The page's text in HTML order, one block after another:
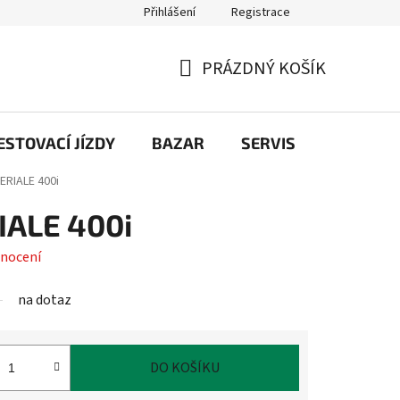
Přihlášení Registrace
KOŠÍK
PRÁZDNÝ KOŠÍK
JÍZDY BAZAR SERVIS
400i
400i
na dotaz
DO KOŠÍKU